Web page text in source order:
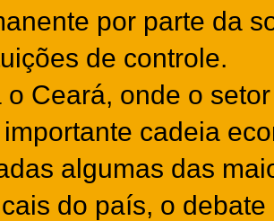
por parte da
de controle.
o Ceará, onde o
cadeia
algumas das
do país, o